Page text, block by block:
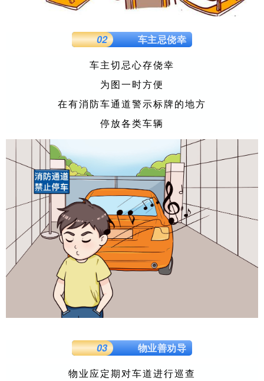
02 车主忌侥幸
车主切忌心存侥幸
为图一时方便
在有消防车通道警示标牌的地方
停放各类车辆
03 物业善劝导
物业应定期对车道进行巡查